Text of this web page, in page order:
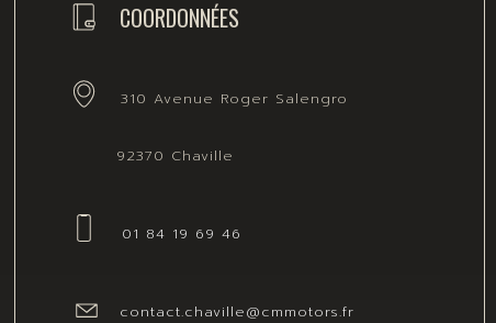
COORDONNÉES
310 Avenue Roger Salengro
92370 Chaville
01 84 19 69 46
contact.chaville@cmmotors.fr